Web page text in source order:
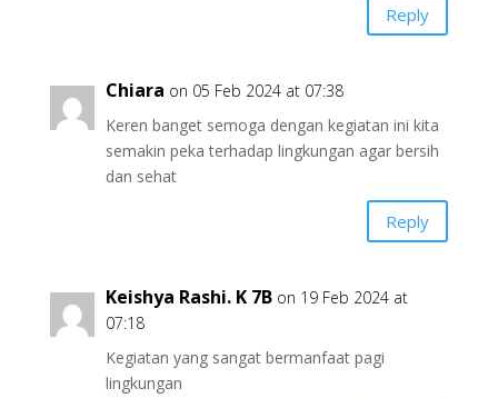
Reply
Chiara on 05 Feb 2024 at 07:38
Keren banget semoga dengan kegiatan ini kita
semakin peka terhadap lingkungan agar bersih
dan sehat
Reply
Keishya Rashi. K 7B on 19 Feb 2024 at
07:18
Kegiatan yang sangat bermanfaat pagi
lingkungan